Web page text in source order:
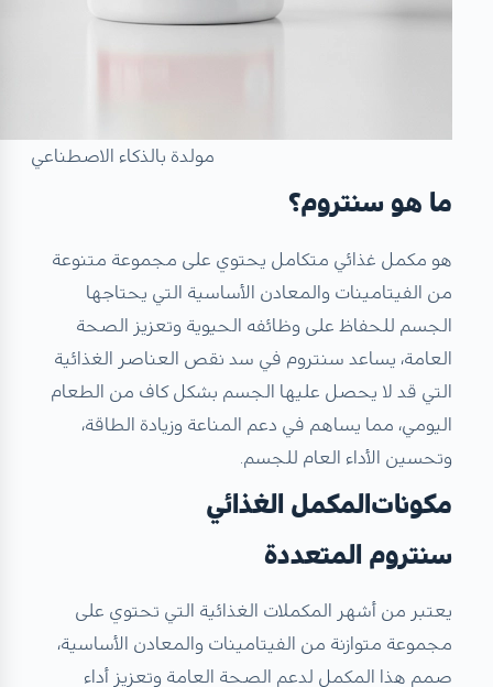
مولدة بالذكاء الاصطناعي
ما هو سنتروم؟
هو مكمل غذائي متكامل يحتوي على مجموعة متنوعة
من الفيتامينات والمعادن الأساسية التي يحتاجها
الجسم للحفاظ على وظائفه الحيوية وتعزيز الصحة
العامة، يساعد سنتروم في سد نقص العناصر الغذائية
التي قد لا يحصل عليها الجسم بشكل كاف من الطعام
اليومي، مما يساهم في دعم المناعة وزيادة الطاقة،
وتحسين الأداء العام للجسم.
مكونات المكمل الغذائي
سنتروم المتعددة
يعتبر من أشهر المكملات الغذائية التي تحتوي على
مجموعة متوازنة من الفيتامينات والمعادن الأساسية،
صمم هذا المكمل لدعم الصحة العامة وتعزيز أداء